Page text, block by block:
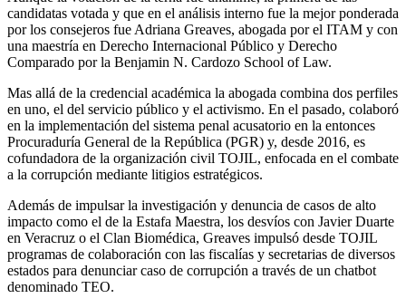
Bluesky
candidatas votada y que en el análisis interno fue la mejor ponderada
por los consejeros fue Adriana Greaves, abogada por el ITAM y con
una maestría en Derecho Internacional Público y Derecho
Comparado por la Benjamin N. Cardozo School of Law.
Mas allá de la credencial académica la abogada combina dos perfiles
en uno, el del servicio público y el activismo. En el pasado, colaboró
en la implementación del sistema penal acusatorio en la entonces
Procuraduría General de la República (PGR) y, desde 2016, es
cofundadora de la organización civil TOJIL, enfocada en el combate
a la corrupción mediante litigios estratégicos.
Además de impulsar la investigación y denuncia de casos de alto
impacto como el de la Estafa Maestra, los desvíos con Javier Duarte
en Veracruz o el Clan Biomédica, Greaves impulsó desde TOJIL
programas de colaboración con las fiscalías y secretarias de diversos
estados para denunciar caso de corrupción a través de un chatbot
denominado TEO.